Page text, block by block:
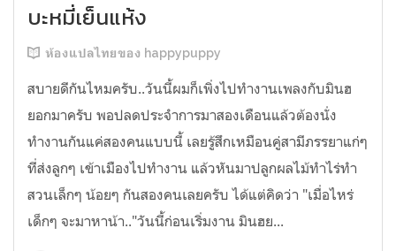
บะหมี่เย็นแห้ง
ห้องแปลไทยของ happypuppy
สบายดีกันไหมครับ..วันนี้ผมก็เพิ่งไปทำงานเพลงกับมินฮ
ยอกมาครับ พอปลดประจำการมาสองเดือนแล้วต้องนั่ง
ทำงานกันแค่สองคนแบบนี้ เลยรู้สึกเหมือนคู่สามีภรรยาแก่ๆ
ที่ส่งลูกๆ เข้าเมืองไปทำงาน แล้วหันมาปลูกผลไม้ทำไร่ทำ
สวนเล็กๆ น้อยๆ กันสองคนเลยครับ ได้แต่คิดว่า "เมื่อไหร่
เด็กๆ จะมาหาน้า.."วันนี้ก่อนเริ่มงาน มินฮย...